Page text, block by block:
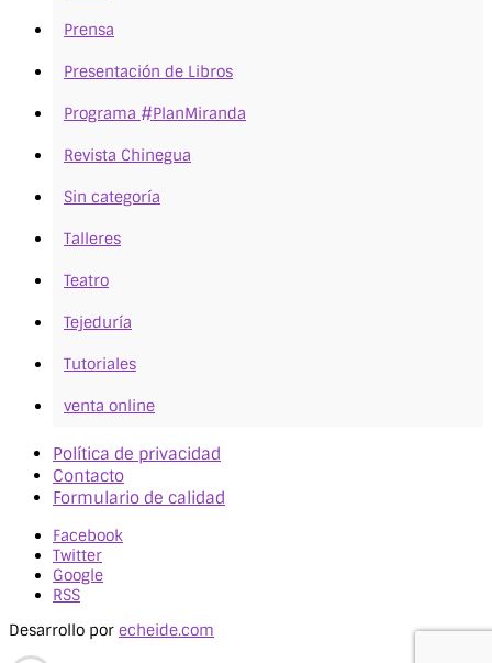
Prensa
Presentación de Libros
Programa #PlanMiranda
Revista Chinegua
Sin categoría
Talleres
Teatro
Tejeduría
Tutoriales
venta online
Política de privacidad
Contacto
Formulario de calidad
Facebook
Twitter
Google
RSS
Desarrollo por echeide.com